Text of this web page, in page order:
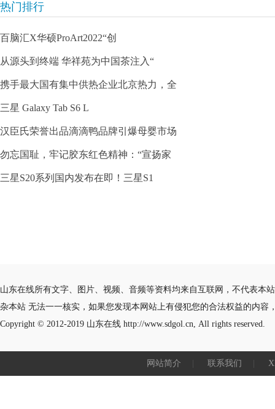
热门排行
百脑汇X华硕ProArt2022“创
从源头到终端 华祥苑为中国茶注入“
携手最大国有集中供热企业北京热力，全
三星 Galaxy Tab S6 L
汉臣氏荣誉出品滴滴鸭品牌引爆母婴市场
勿忘国耻，牢记胶东红色精神：“宣扬家
三星S20系列国内发布在即！三星S1
山东在线所有文字、图片、视频、音频等资料均来自互联网，不代表本
杂本站 无法一一核实，如果您发现本网站上有侵犯您的合法权益的内容
Copyright © 2012-2019 山东在线 http://www.sdgol.cn, All rights reserved.
网站简介 联系我们